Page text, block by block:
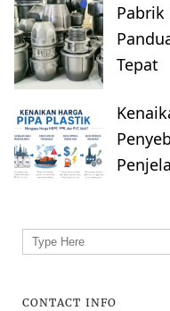
Pabrik
Tepat
Search
for:
CONTACT INFO